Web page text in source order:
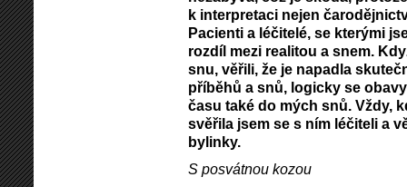
k interpretaci nejen
Pacienti a léčitelé, se kterými
rozdíl mezi realitou a snem.
snu, věřili, že je napadla
příběhů a snů, logicky se
času také do mých snů. Vždy,
svěřila jsem se s ním léčiteli a
bylinky.
S posvátnou kozou